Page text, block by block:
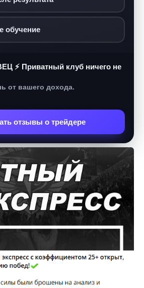
обучение
⚡ Приватный клуб ничего не
от вашего дохода.
отзывы о трейдере